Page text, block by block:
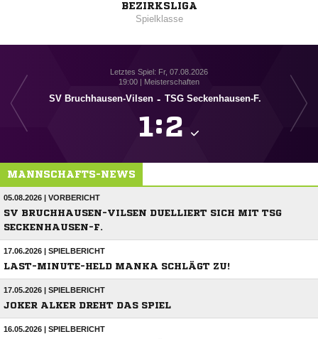
BEZIRKSLIGA
Spielklasse
Letztes Spiel: Fr, 07.08.2026
19:00 | Meisterschaften
SV Bruchhausen-Vilsen - TSG Seckenhausen-F.
:
MANNSCHAFTS-NEWS
05.08.2026 | VORBERICHT
SV BRUCHHAUSEN-VILSEN DUELLIERT SICH MIT TSG
SECKENHAUSEN-F.
17.06.2026 | SPIELBERICHT
LAST-MINUTE-HELD MANKA SCHLÄGT ZU!
17.05.2026 | SPIELBERICHT
JOKER ALKER DREHT DAS SPIEL
16.05.2026 | SPIELBERICHT